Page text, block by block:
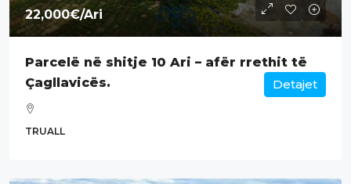
22,000€/Ari
Parcelë në shitje 10 Ari – afër rrethit të
Çagllavicës.
TRUALL
Detajet